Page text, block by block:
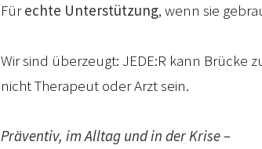
Fürechte Unterstützung, wenn sie
Wir sind überzeugt: JEDE:R kann Brücke
nicht Therapeut oder Arzt sein.
Präventiv, im Alltag und in der Krise –